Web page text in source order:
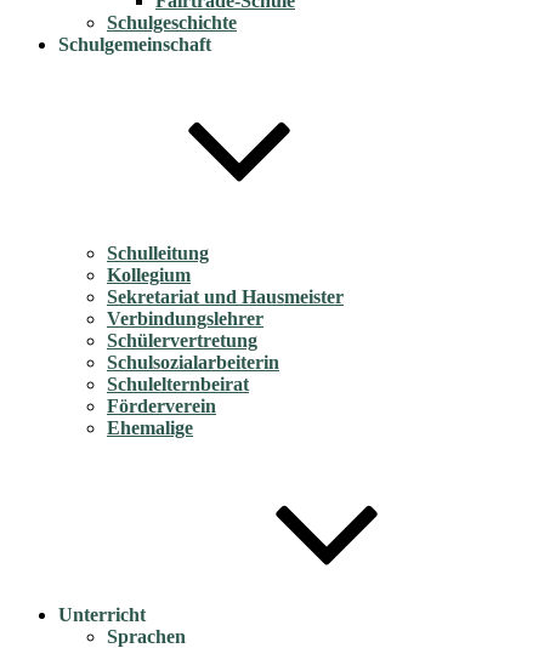
Schulgeschichte
Schulgemeinschaft
Schulleitung
Kollegium
Sekretariat und Hausmeister
Verbindungslehrer
Schülervertretung
Schulsozialarbeiterin
Schulelternbeirat
Förderverein
Ehemalige
Unterricht
Sprachen